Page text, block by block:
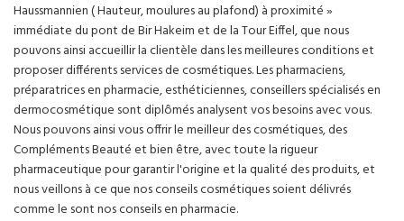
Haussmannien ( Hauteur, moulures au plafond) à proximité »
immédiate du pont de Bir Hakeim et de la Tour Eiffel, que nous
pouvons ainsi accueillir la clientèle dans les meilleures conditions et
proposer différents services de cosmétiques. Les pharmaciens,
préparatrices en pharmacie, esthéticiennes, conseillers spécialisés en
dermocosmétique sont diplômés analysent vos besoins avec vous.
Nous pouvons ainsi vous offrir le meilleur des cosmétiques, des
Compléments Beauté et bien être, avec toute la rigueur
pharmaceutique pour garantir l'origine et la qualité des produits, et
nous veillons à ce que nos conseils cosmétiques soient délivrés
comme le sont nos conseils en pharmacie.